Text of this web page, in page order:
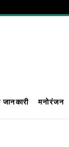
मनोरंजन